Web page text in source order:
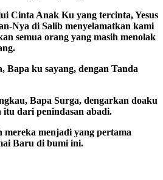
Cinta Anak Ku yang tercinta, Yesus
Nya di Salib menyelamatkan kami
semua orang yang masih menolak
ku sayang, dengan Tanda
Bapa Surga, dengarkan doaku
dari penindasan abadi.
menjadi yang pertama
Baru di bumi ini.